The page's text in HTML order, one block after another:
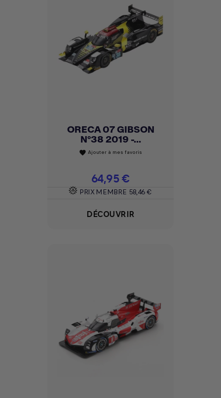
ORECA 07 GIBSON
N°38 2019 -...
favorite Ajouter à mes favoris
Prix
64,95 €
PRIX MEMBRE 58,46 €
DÉCOUVRIR